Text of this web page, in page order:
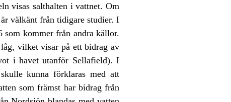
visas salthalten i vattnet. Om
välkänt från tidigare studier. I
som kommer från andra källor.
vilket visar på ett bidrag av
i havet utanför Sellafield). I
kunna förklaras med att
som främst har bidrag från